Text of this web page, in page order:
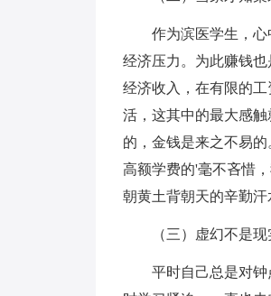
作为滨医学生，心中
经济压力。为此赚钱
经济收入，在有限的
活，这其中的最大感
的，金钱是来之不易
高额学费的'毫不吝惜
朝黄土背朝天的辛勤汗
（三）虚幻不是现
平时自己总是对钟点